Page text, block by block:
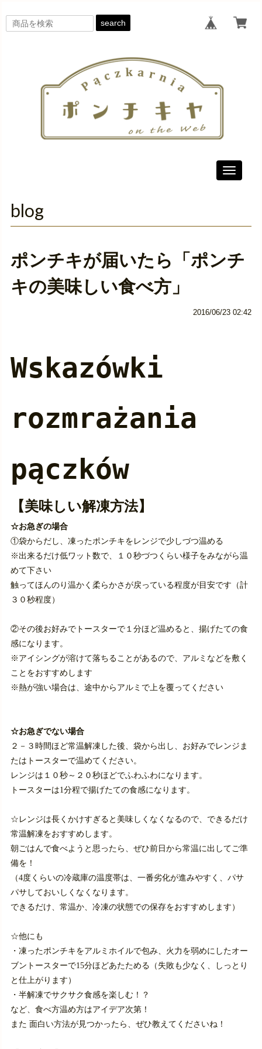
search
Toggle
blog
ポンチキが届いたら「ポンチ
キの美味しい食べ方」
2016/06/23 02:42
Wskazówki
rozmrażania
pączków
【美味しい解凍方法】
☆お急ぎの場合
①袋からだし、凍ったポンチキをレンジで少しづつ温める
※出来るだけ低ワット数で、１０秒づつくらい様子をみながら温
めて下さい
触ってほんのり温かく柔らかさが戻っている程度が目安です（計
３０秒程度）
②その後お好みでトースターで１分ほど温めると、揚げたての食
感になります。
※ アイシングが溶けて落ちることがあるので、アルミなどを敷く
ことをおすすめします
※熱が強い場合は、途中からアルミで上を覆ってください
☆お急ぎでない場合
２－３時間ほど常温解凍した後、袋から出し、お好みでレンジま
たはトースターで温めてください。
レンジは１０秒～２０秒ほどでふわふわになります。
トースターは1分程で揚げたての食感になります。
☆レンジは長くかけすぎると美味しくなくなるので、できるだけ
常温解凍をおすすめします。
朝ごはんで食べようと思ったら、ぜひ前日から常温に出してご準
備を！
（4度くらいの冷蔵庫の温度帯は、一番劣化が進みやすく、パサ
パサしておいしくなくなります。
できるだけ、常温か、冷凍の状態での保存をおすすめします）
☆他にも
・凍ったポンチキをアルミホイルで包み、火力を弱めにしたオー
ブントースターで15分ほどあたためる（失敗も少なく、しっとり
と仕上がります）
・半解凍でサクサク食感を楽しむ！？
など、食べ方温め方はアイデア次第！
また 面白い方法が見つかったら、ぜひ教えてくださいね！